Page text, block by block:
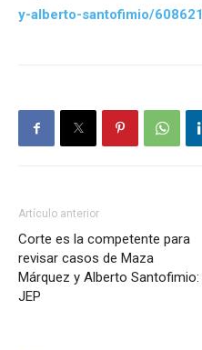
y-alberto-santofimio/608621
Artículo anterior
Corte es la competente para
revisar casos de Maza
Márquez y Alberto Santofimio:
JEP